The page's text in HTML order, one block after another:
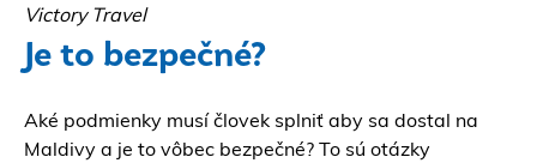
Victory Travel
Je to bezpečné?
Aké podmienky musí človek splniť aby sa dostal na
Maldivy a je to vôbec bezpečné? To sú otázky